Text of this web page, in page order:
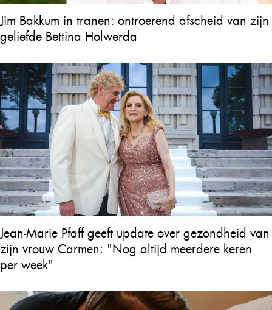
Jim Bakkum in tranen: ontroerend afscheid van zijn
geliefde Bettina Holwerda
Jean-Marie Pfaff geeft update over gezondheid van
zijn vrouw Carmen: "Nog altijd meerdere keren
per week"